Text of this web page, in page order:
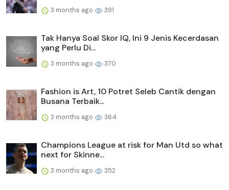
3 months ago 391
Tak Hanya Soal Skor IQ, Ini 9 Jenis Kecerdasan
yang Perlu Di...
3 months ago 370
Fashion is Art, 10 Potret Seleb Cantik dengan
Busana Terbaik...
3 months ago 364
Champions League at risk for Man Utd so what
next for Skinne...
3 months ago 352